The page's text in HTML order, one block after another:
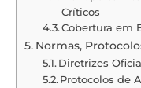
Críticos
Cobertura em
Normas,
Diretrizes
Protocolos de